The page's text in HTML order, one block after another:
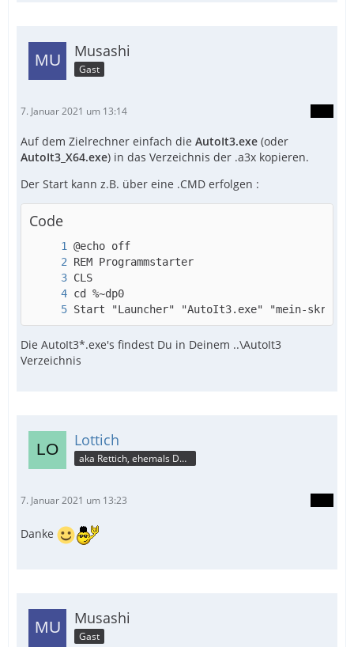
Musashi
Gast
7. Januar 2021 um 13:14
Auf dem Zielrechner einfach die AutoIt3.exe (oder
AutoIt3_X64.exe) in das Verzeichnis der .a3x kopieren.
Der Start kann z.B. über eine .CMD erfolgen :
Code
Start "Launcher" "AutoIt3.exe" "mein-
Die AutoIt3*.exe's findest Du in Deinem ..\AutoIt3
Verzeichnis
Lottich
aka Rettich, ehemals DAU
7. Januar 2021 um 13:23
Danke
Musashi
Gast